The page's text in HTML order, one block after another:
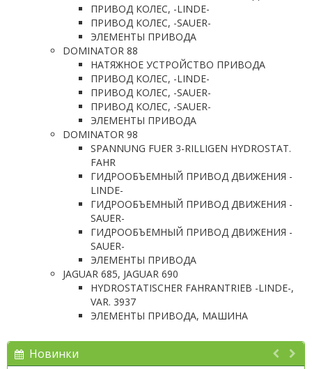
ПРИВОД КОЛЕС, -LINDE-
ПРИВОД КОЛЕС, -SAUER-
ЭЛЕМЕНТЫ ПРИВОДА
DOMINATOR 88
НАТЯЖНОЕ УСТРОЙСТВО ПРИВОДА
ПРИВОД КОЛЕС, -LINDE-
ПРИВОД КОЛЕС, -SAUER-
ПРИВОД КОЛЕС, -SAUER-
ЭЛЕМЕНТЫ ПРИВОДА
DOMINATOR 98
SPANNUNG FUER 3-RILLIGEN HYDROSTAT.
FAHR
ГИДРООБЪЕМНЫЙ ПРИВОД ДВИЖЕНИЯ -
LINDE-
ГИДРООБЪЕМНЫЙ ПРИВОД ДВИЖЕНИЯ -
SAUER-
ГИДРООБЪЕМНЫЙ ПРИВОД ДВИЖЕНИЯ -
SAUER-
ЭЛЕМЕНТЫ ПРИВОДА
JAGUAR 685, JAGUAR 690
HYDROSTATISCHER FAHRANTRIEB -LINDE-,
VAR. 3937
ЭЛЕМЕНТЫ ПРИВОДА, МАШИНА
Новинки